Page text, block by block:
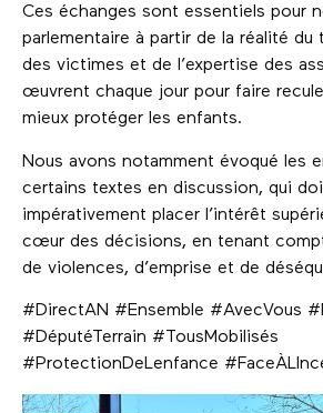
Ces échanges sont essentiels pour
parlementaire à partir de la réalité du
des victimes et de l’expertise des
œuvrent chaque jour pour faire
mieux protéger les enfants.
Nous avons notamment évoqué les
certains textes en discussion, qui
impérativement placer l’intérêt
cœur des décisions, en tenant
de violences, d’emprise et de
#DirectAN #Ensemble #AvecVous
#DéputéTerrain #TousMobilisés
#ProtectionDeLenfance